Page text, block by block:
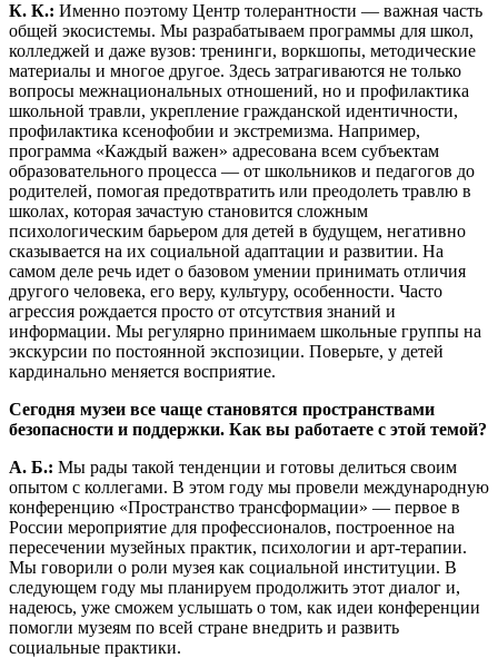
К. К.: Именно поэтому Центр толерантности — важная часть
общей экосистемы. Мы разрабатываем программы для школ,
колледжей и даже вузов: тренинги, воркшопы, методические
материалы и многое другое. Здесь затрагиваются не только
вопросы межнациональных отношений, но и профилактика
школьной травли, укрепление гражданской идентичности,
профилактика ксенофобии и экстремизма. Например,
программа «Каждый важен» адресована всем субъектам
образовательного процесса — от школьников и педагогов до
родителей, помогая предотвратить или преодолеть травлю в
школах, которая зачастую становится сложным
психологическим барьером для детей в будущем, негативно
сказывается на их социальной адаптации и развитии. На
самом деле речь идет о базовом умении принимать отличия
другого человека, его веру, культуру, особенности. Часто
агрессия рождается просто от отсутствия знаний и
информации. Мы регулярно принимаем школьные группы на
экскурсии по постоянной экспозиции. Поверьте, у детей
кардинально меняется восприятие.
Сегодня музеи все чаще становятся пространствами
безопасности и поддержки. Как вы работаете с этой темой?
А. Б.: Мы рады такой тенденции и готовы делиться своим
опытом с коллегами. В этом году мы провели международную
конференцию «Пространство трансформации» — первое в
России мероприятие для профессионалов, построенное на
пересечении музейных практик, психологии и арт-терапии.
Мы говорили о роли музея как социальной институции. В
следующем году мы планируем продолжить этот диалог и,
надеюсь, уже сможем услышать о том, как идеи конференции
помогли музеям по всей стране внедрить и развить
социальные практики.